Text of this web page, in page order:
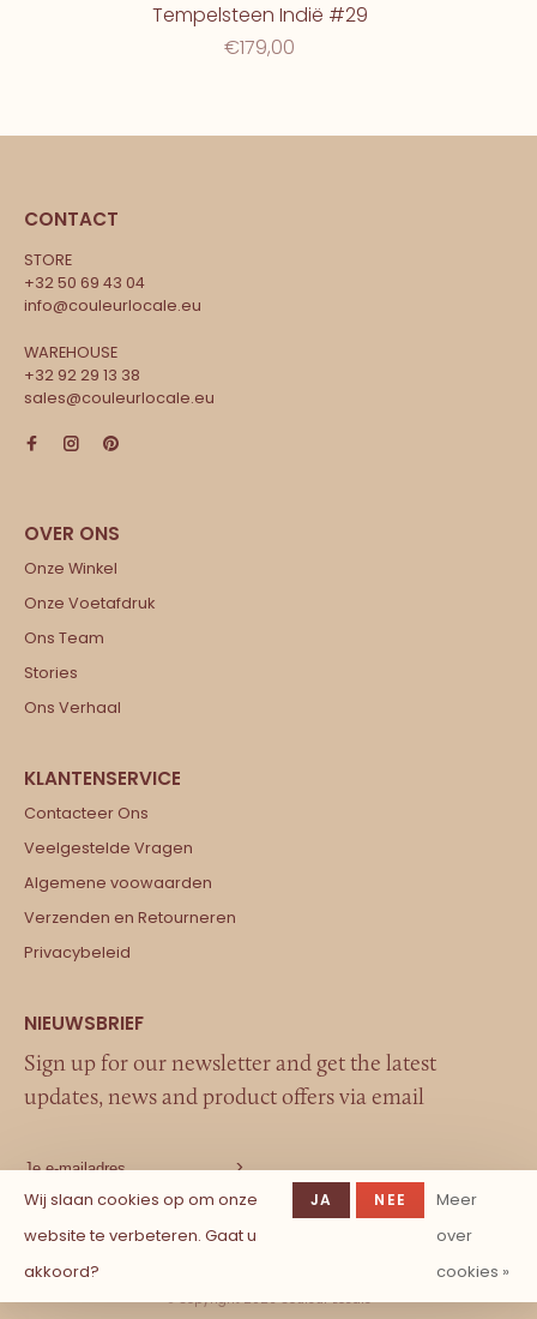
Tempelsteen Indië #29
€179,00
CONTACT
STORE
+32 50 69 43 04
info@couleurlocale.eu
WAREHOUSE
+32 92 29 13 38
sales@couleurlocale.eu
Onze Winkel
Onze Voetafdruk
Ons Team
Stories
Ons Verhaal
Contacteer Ons
Veelgestelde Vragen
Algemene voowaarden
Verzenden en Retourneren
Privacybeleid
Sign up for our newsletter and get the latest
updates, news and product offers via email
© Copyright 2026 Couleur Locale
Wij slaan cookies op om onze
website te verbeteren. Gaat u
akkoord?
JA NEE
Meer
over
cookies »